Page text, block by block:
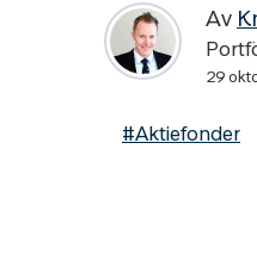
Av
29
#Aktiefonder